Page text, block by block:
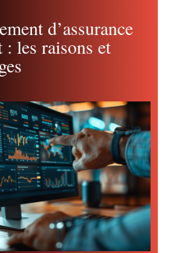
d’assurance
: les raisons et